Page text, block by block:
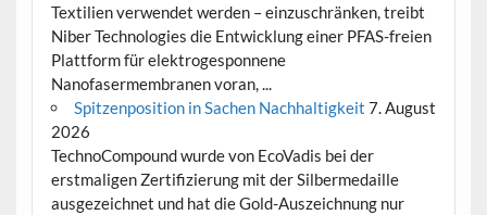
Textilien verwendet werden – einzuschränken, treibt
Niber Technologies die Entwicklung einer PFAS-freien
Plattform für elektrogesponnene
Nanofasermembranen voran, ...
Spitzenposition in Sachen Nachhaltigkeit 7. August
2026
TechnoCompound wurde von EcoVadis bei der
erstmaligen Zertifizierung mit der Silbermedaille
ausgezeichnet und hat die Gold-Auszeichnung nur